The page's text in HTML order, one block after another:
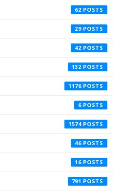
62
29
42
132
1176
6
1574
46
16
791